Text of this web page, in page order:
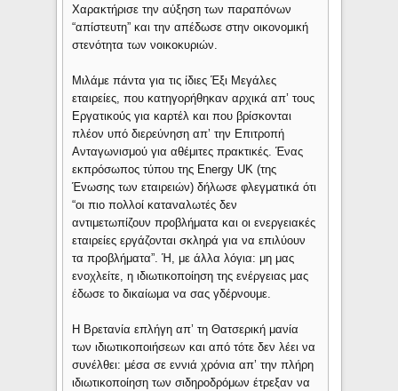
Χαρακτήρισε την αύξηση των παραπόνων
“απίστευτη” και την απέδωσε στην οικονομική
στενότητα των νοικοκυριών.
Μιλάμε πάντα για τις ίδιες Έξι Μεγάλες
εταιρείες, που κατηγορήθηκαν αρχικά απ’ τους
Εργατικούς για καρτέλ και που βρίσκονται
πλέον υπό διερεύνηση απ’ την Επιτροπή
Ανταγωνισμού για αθέμιτες πρακτικές. Ένας
εκπρόσωπος τύπου της Energy UK (της
Ένωσης των εταιρειών) δήλωσε φλεγματικά ότι
“οι πιο πολλοί καταναλωτές δεν
αντιμετωπίζουν προβλήματα και οι ενεργειακές
εταιρείες εργάζονται σκληρά για να επιλύουν
τα προβλήματα”. Ή, με άλλα λόγια: μη μας
ενοχλείτε, η ιδιωτικοποίηση της ενέργειας μας
έδωσε το δικαίωμα να σας γδέρνουμε.
Η Βρετανία επλήγη απ’ τη Θατσερική μανία
των ιδιωτικοποιήσεων και από τότε δεν λέει να
συνέλθει: μέσα σε εννιά χρόνια απ’ την πλήρη
ιδιωτικοποίηση των σιδηροδρόμων έτρεξαν να